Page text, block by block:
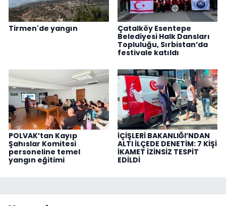
Tirmen'de yangın
Çatalköy Esentepe
Belediyesi Halk Dansları
Topluluğu, Sırbistan’da
festivale katıldı
POLVAK’tan Kayıp
Şahıslar Komitesi
personeline temel
yangın eğitimi
İÇİŞLERİ BAKANLIĞI’NDAN
ALTI İLÇEDE DENETİM: 7 KİŞİ
İKAMET İZİNSİZ TESPİT
EDİLDİ